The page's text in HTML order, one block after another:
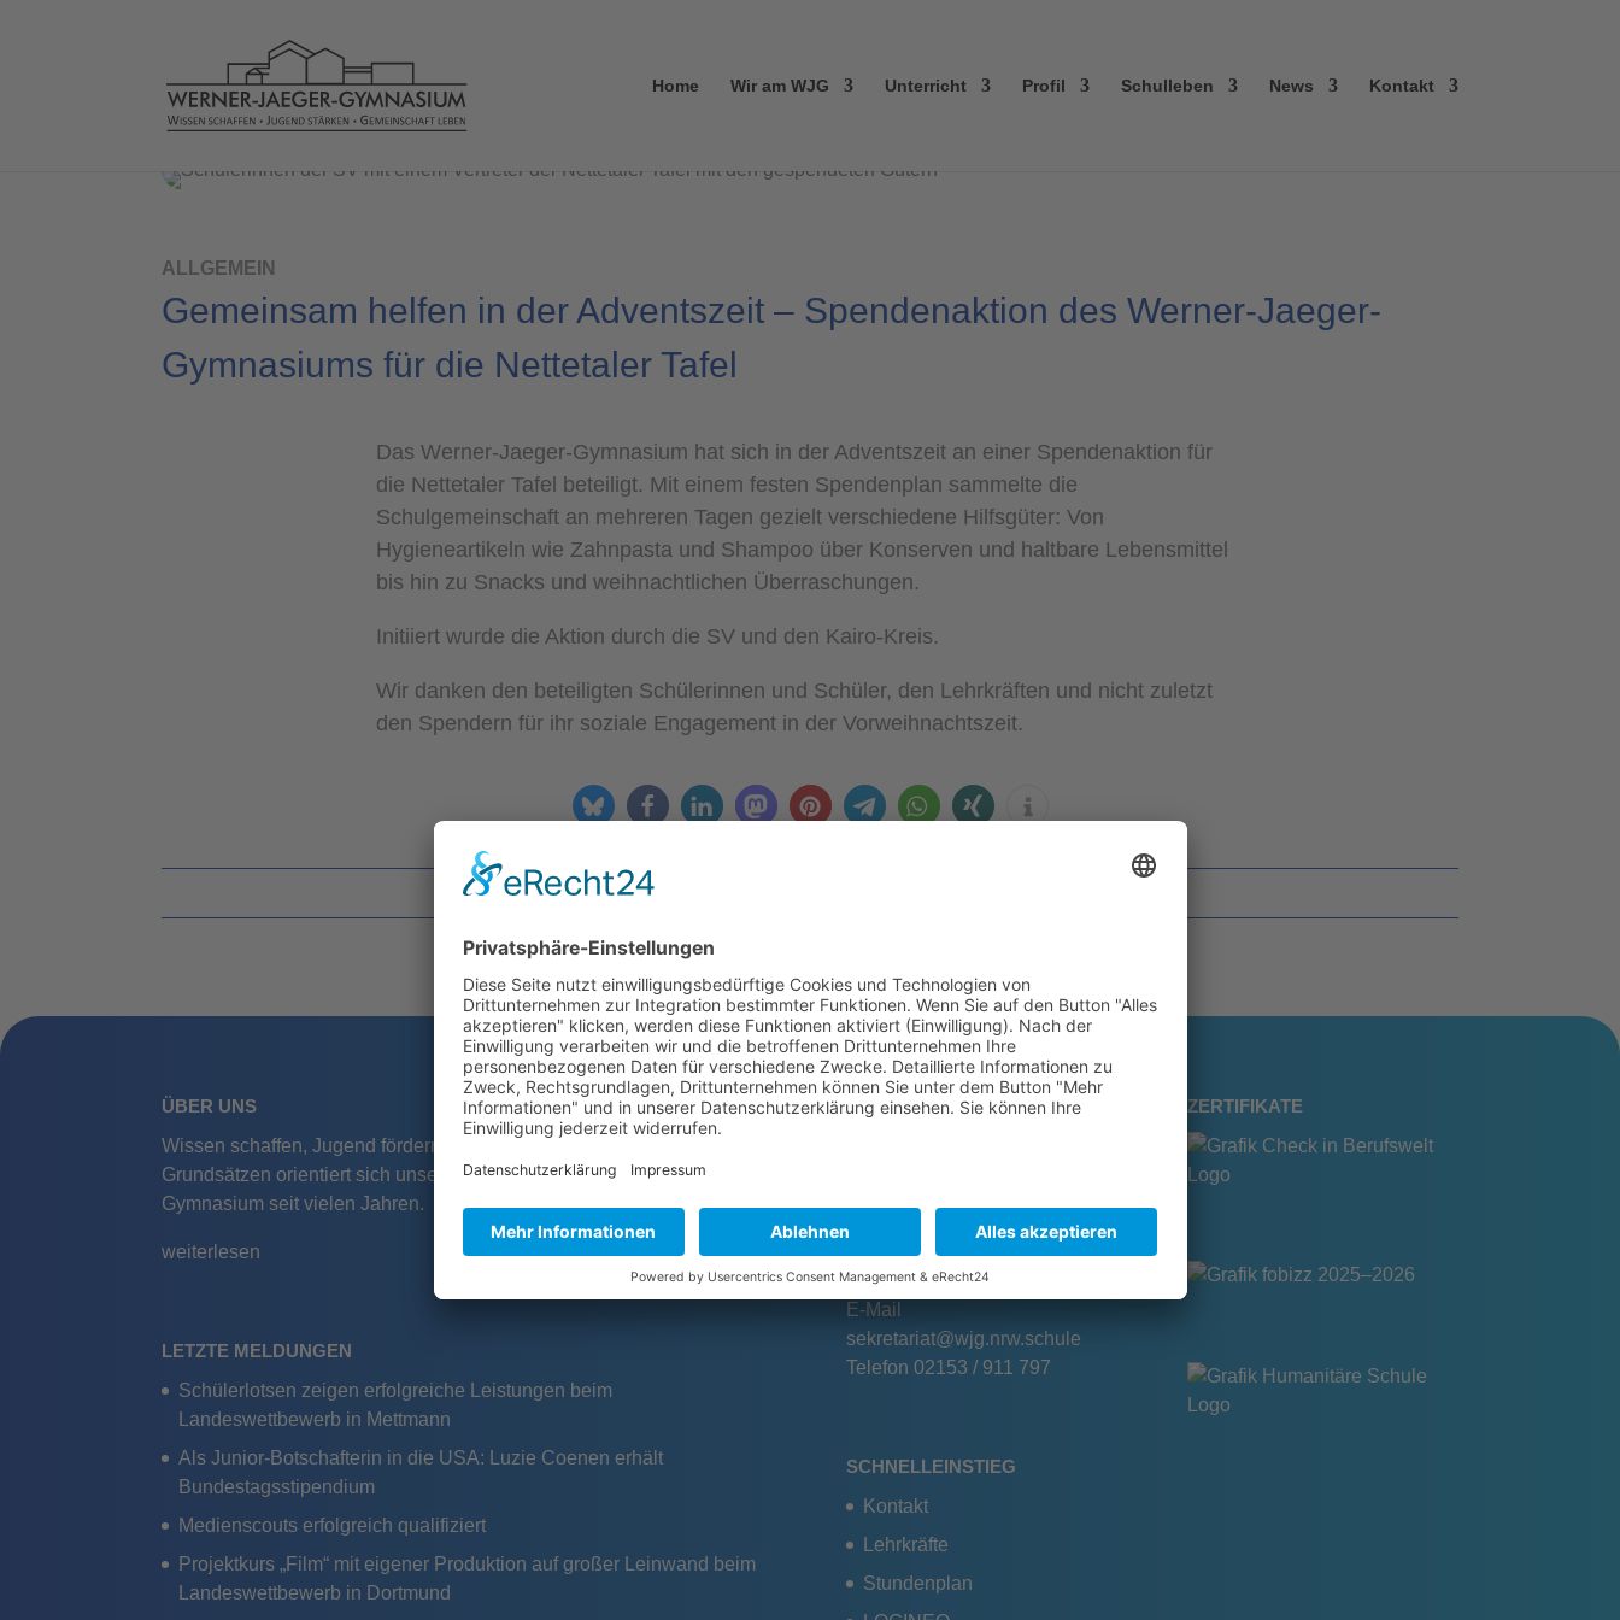
Home Wir am WJG Unterricht Profil Schulleben News Kontakt
ALLGEMEIN
Gemeinsam helfen in der Adventszeit – Spendenaktion des Werner-Jaeger-
Gymnasiums für die Nettetaler Tafel
Das Werner-Jaeger-Gymnasium hat sich in der Adventszeit an einer Spendenaktion für
die Nettetaler Tafel beteiligt. Mit einem festen Spendenplan sammelte die
Schulgemeinschaft an mehreren Tagen gezielt verschiedene Hilfsgüter: Von
Hygieneartikeln wie Zahnpasta und Shampoo über Konserven und haltbare Lebensmittel
bis hin zu Snacks und weihnachtlichen Überraschungen.
Initiiert wurde die Aktion durch die SV und den Kairo-Kreis.
Wir danken den beteiligten Schülerinnen und Schüler, den Lehrkräften und nicht zuletzt
den Spendern für ihr soziale Engagement in der Vorweihnachtszeit.
vonWerner-Jaeger Gymnasium
ÜBER UNS
Wissen schaffen, Jugend fördern, Gemeinschaft leben – An diesen drei
Grundsätzen orientiert sich unser Handeln am Werner-Jaeger-
Gymnasium seit vielen Jahren.
weiterlesen
LETZTE MELDUNGEN
Schülerlotsen zeigen erfolgreiche Leistungen beim
Landeswettbewerb in Mettmann
Als Junior-Botschafterin in die USA: Luzie Coenen erhält
Bundestagsstipendium
Medienscouts erfolgreich qualifiziert
Projektkurs „Film“ mit eigener Produktion auf großer Leinwand beim
Landeswettbewerb in Dortmund
KONTAKT
An den Sportplätzen 7
41334 Nettetal
Allgemein
E-Mail
sekretariat@wjg.nrw.schule
Telefon 02153 / 911 797
SCHNELLEINSTIEG
Kontakt
Lehrkräfte
Stundenplan
ZERTIFIKATE